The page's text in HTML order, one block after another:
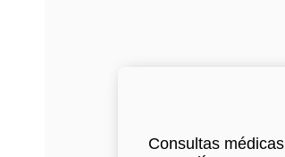
Consultas médicas